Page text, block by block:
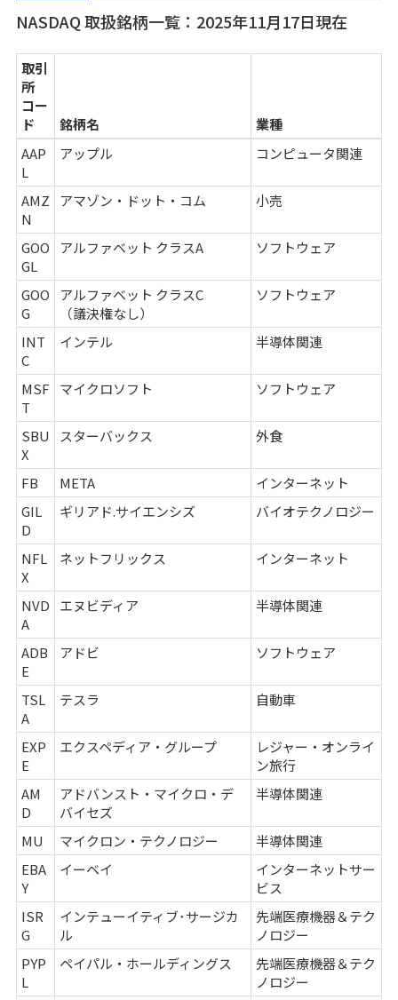
NASDAQ 取扱銘柄一覧：2025年11月17日現在
取引
所
コー
ド
銘柄名
業種
AAP
L
アップル コンピュータ関連
AMZ
N
アマゾン・ドット・コム 小売
GOO
GL
アルファベット クラスA ソフトウェア
GOO
G
アルファベット クラスC
（議決権なし）
ソフトウェア
INT
C
インテル 半導体関連
MSF
T
マイクロソフト ソフトウェア
SBU
X
スターバックス 外食
FB META
インターネット
GIL
D
ギリアド.サイエンシズ バイオテクノロジー
NFL
X
ネットフリックス インターネット
NVD
A
エヌビディア 半導体関連
ADB
E
アドビ ソフトウェア
TSL
A
テスラ 自動車
EXP
E
エクスペディア・グループ
レジャー・オンライ
ン旅行
AM
D
アドバンスト・マイクロ・デ
バイセズ
半導体関連
MU マイクロン・テクノロジー
半導体関連
EBA
Y
イーベイ
インターネットサー
ビス
ISR
G
インテューイティブ･サージカ
ル
先端医療機器＆テク
ノロジー
PYP
L
ペイパル・ホールディングス
先端医療機器＆テク
ノロジー